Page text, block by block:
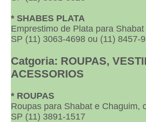
* SHABES PLATA
Emprestimo de Plata para Shabat
SP (11) 3063-4698 ou (11) 8457-
Catgoria: ROUPAS,
ACESSORIOS
* ROUPAS
Roupas para Shabat e Chaguim,
SP (11) 3891-1517